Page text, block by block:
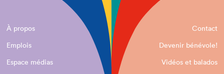
À propos
Contact
Emplois
Devenir bénévole!
Espace médias
Vidéos et balados